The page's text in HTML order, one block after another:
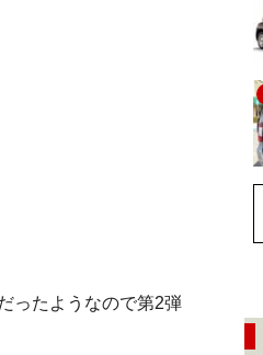
ったようなので第2弾